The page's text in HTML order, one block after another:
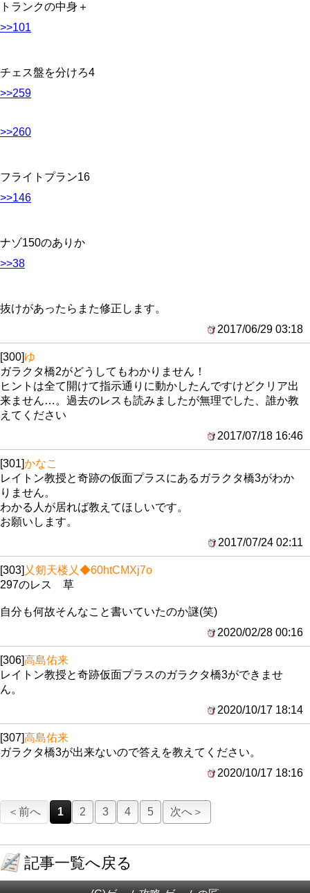
トランクの中身＋
>>101
チェス盤を分けろ4
>>259
>>260
フライトプラン16
>>146
ナゾ150のありか
>>38
抜けがあったらまた修正します。
2017/06/29 03:18
[300]ゆ
ガラクタ橋2がどうしてもわかりません！
ヒントは全て開けて指示通りに動かしたんですけどクリア出
来ません…。過去のレスも読みましたが無理でした、誰か教
えてください
2017/07/18 16:46
[301]かなこ
レイトン教授と奇跡の仮面プラスにあるガラクタ橋3がわか
りません。
わかる人が居れば教えてほしいです。
お願いします。
2017/07/24 02:11
[303] 乂剱天楼乂◆60htCMXj7o
297のレス 草
自分も何故そんなこと書いていたのか謎(笑)
2020/02/28 00:16
[306]高島佑来
レイトン教授と奇跡仮面プラスのガラクタ橋3ができませ
ん。
2020/10/17 18:14
[307]高島佑来
ガラクタ橋3が出来ないので答えを教えてください。
2020/10/17 18:16
＜前へ 1 2 3 4 5 次へ＞
記事一覧へ戻る